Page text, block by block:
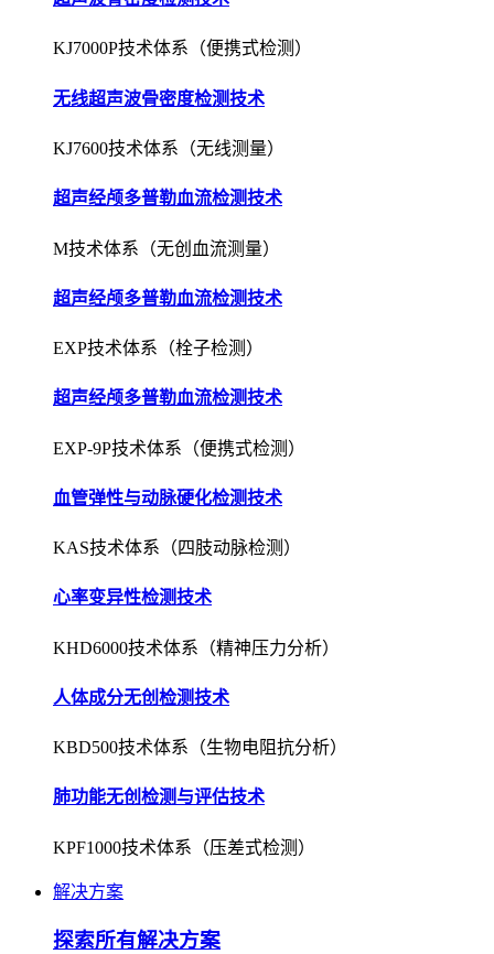
KJ7000P技术体系（便携式检测）
无线超声波骨密度检测技术
KJ7600技术体系（无线测量）
超声经颅多普勒血流检测技术
M技术体系（无创血流测量）
超声经颅多普勒血流检测技术
EXP技术体系（栓子检测）
超声经颅多普勒血流检测技术
EXP-9P技术体系（便携式检测）
血管弹性与动脉硬化检测技术
KAS技术体系（四肢动脉检测）
心率变异性检测技术
KHD6000技术体系（精神压力分析）
人体成分无创检测技术
KBD500技术体系（生物电阻抗分析）
肺功能无创检测与评估技术
KPF1000技术体系（压差式检测）
解决方案
探索所有解决方案